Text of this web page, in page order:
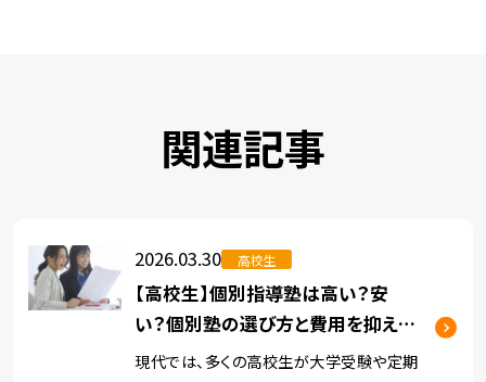
関連記事
2026.03.30 高校生
【高校生】個別指導塾は高い？安
い？個別塾の選び方と費用を抑える
ポイントをプロが解説
現代では、多くの高校生が大学受験や定期